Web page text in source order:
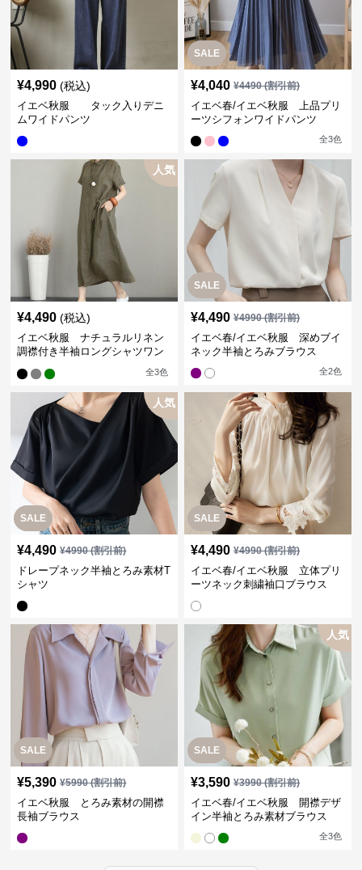
¥4,990 (税込)
イエベ秋服 タック入りデニ
ムワイドパンツ
SALE
¥4,040 ¥4490(割引前)
イエベ春/イエベ秋服 上品プリ
ーツシフォンワイドパンツ
全3色
人気
¥4,490 (税込)
イエベ秋服 ナチュラルリネン
調襟付き半袖ロングシャツワン
全3色
SALE
¥4,490 ¥4990(割引前)
イエベ春/イエベ秋服 深めブイ
ネック半袖とろみブラウス
全2色
SALE
人気
¥4,490 ¥4990(割引前)
ドレープネック半袖とろみ素材T
シャツ
SALE
¥4,490 ¥4990(割引前)
イエベ春/イエベ秋服 立体プリ
ーツネック刺繍袖口ブラウス
SALE
¥5,390 ¥5990(割引前)
イエベ秋服 とろみ素材の開襟
長袖ブラウス
SALE
人気
¥3,590 ¥3990(割引前)
イエベ春/イエベ秋服 開襟デザ
イン半袖とろみ素材ブラウス
全3色